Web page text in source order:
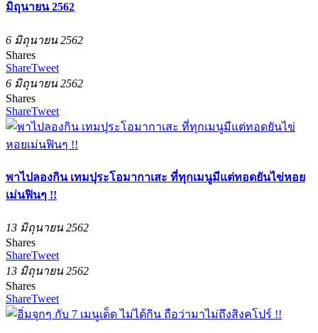
มิถุนายน 2562
6 มิถุนายน 2562
Shares
ShareTweet
6 มิถุนายน 2562
Shares
ShareTweet
พาไปลองกิน เทมปุระโอมากาเสะ ที่ทุกเมนูมีแต่ทอดยันไข่หอย
เม่นฟินๆ !!
13 มิถุนายน 2562
Shares
ShareTweet
13 มิถุนายน 2562
Shares
ShareTweet